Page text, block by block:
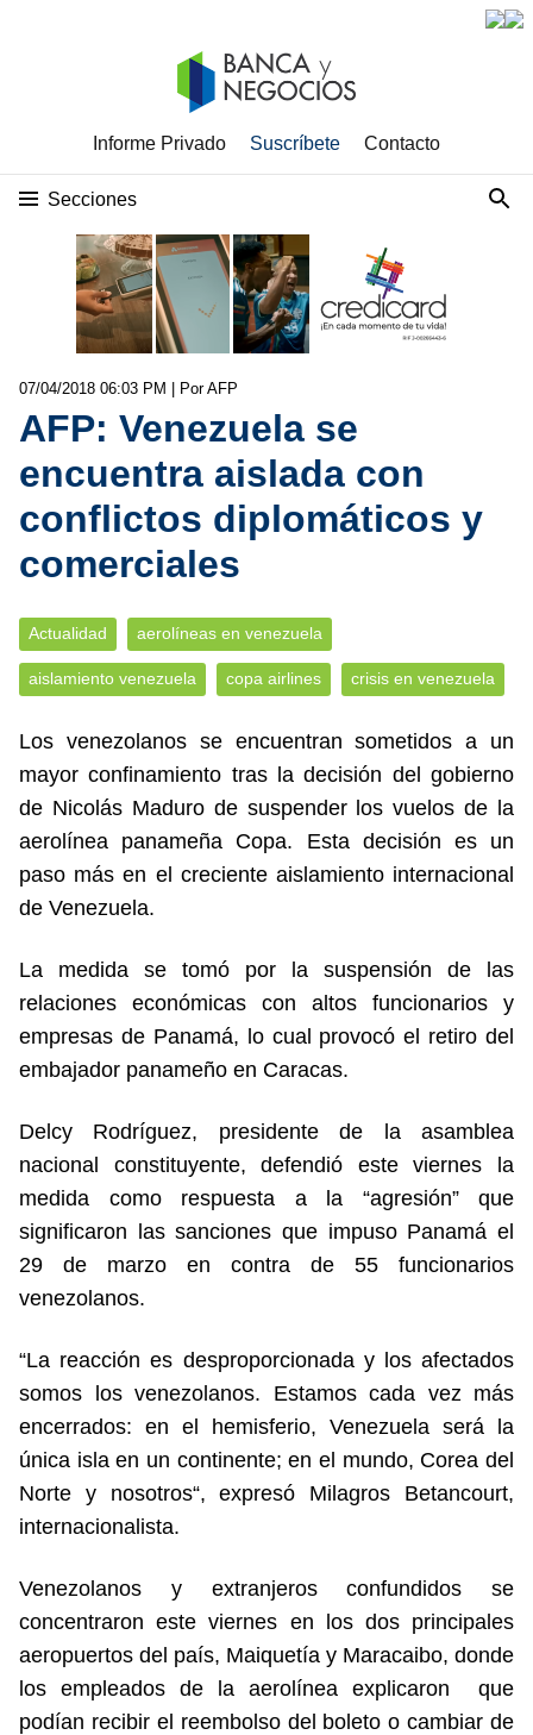
Informe Privado Suscríbete Contacto
Secciones
07/04/2018 06:03 PM | Por AFP
AFP: Venezuela se
encuentra aislada con
conflictos diplomáticos y
comerciales
Actualidad aerolíneas en venezuela
aislamiento venezuela copa airlines crisis en venezuela
Los venezolanos se encuentran sometidos a un
mayor confinamiento tras la decisión del gobierno
de Nicolás Maduro de suspender los vuelos de la
aerolínea panameña Copa. Esta decisión es un
paso más en el creciente aislamiento internacional
de Venezuela.
La medida se tomó por la suspensión de las
relaciones económicas con altos funcionarios y
empresas de Panamá, lo cual provocó el retiro del
embajador panameño en Caracas.
Delcy Rodríguez, presidente de la asamblea
nacional constituyente, defendió este viernes la
medida como respuesta a la “agresión” que
significaron las sanciones que impuso Panamá el
29 de marzo en contra de 55 funcionarios
venezolanos.
“La reacción es desproporcionada y los afectados
somos los venezolanos. Estamos cada vez más
encerrados: en el hemisferio, Venezuela será la
única isla en un continente; en el mundo, Corea del
Norte y nosotros“, expresó Milagros Betancourt,
internacionalista.
Venezolanos y extranjeros confundidos se
concentraron este viernes en los dos principales
aeropuertos del país, Maiquetía y Maracaibo, donde
los empleados de la aerolínea explicaron que
podían recibir el reembolso del boleto o cambiar de